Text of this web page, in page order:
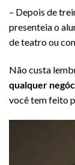
– Depois de
presenteia o
de teatro ou
Não custa
qualquer
você tem feito